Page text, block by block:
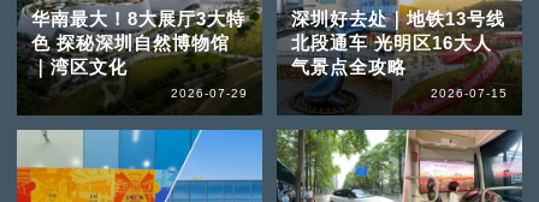
华南最大！8大展厅3大特
色 探秘深圳自然博物馆
｜湾区文化
2026-07-29
深圳好去处｜地铁13号线
北段通车 光明区16大人
气景点全攻略
2026-07-15